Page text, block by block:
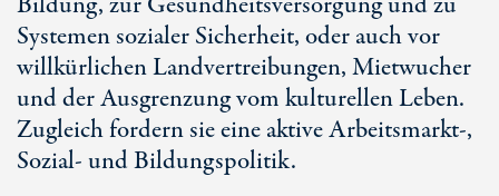
Systemen sozialer Sicherheit, oder auch vor
willkürlichen Landvertreibungen, Mietwucher
und der Ausgrenzung vom kulturellen Leben.
Zugleich fordern sie eine aktive Arbeitsmarkt-,
Sozial- und Bildungspolitik.